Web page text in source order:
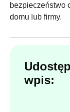
bezpieczeństwo
domu lub firmy.
wpis: